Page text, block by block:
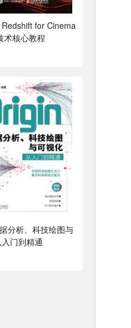
for Cinema
术核心教程
分析、科技绘图与
门到精通